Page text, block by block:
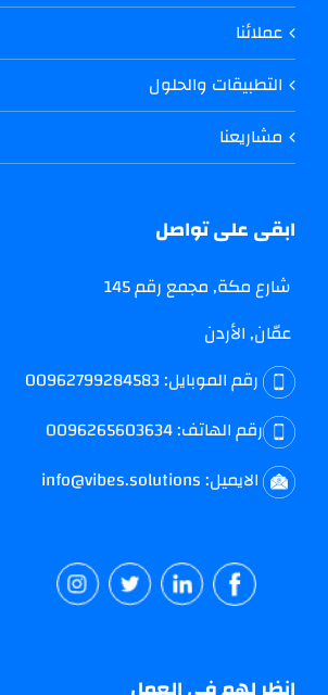
عملائنا
التطبيقات والحلول
مشاريعنا
ابقى على تواصل
شارع مكة, مجمع رقم 145
عمّان, الأردن
رقم الموبايل:00962799284583
رقم الهاتف:0096265603634
الايميل:info@vibes.solutions